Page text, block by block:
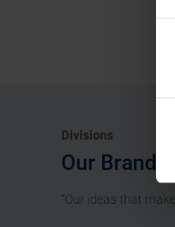
Divisions
Our Brands
“Our ideas that